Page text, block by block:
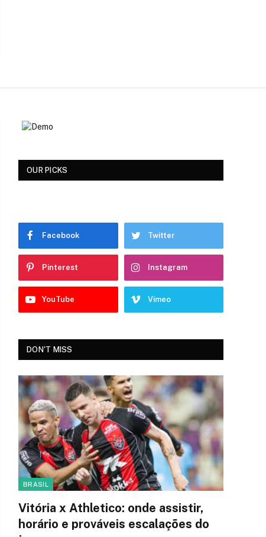
OUR PICKS
Facebook Twitter
Pinterest Instagram
YouTube Vimeo
DON'T MISS
BRASIL
Vitória x Athletico: onde assistir,
horário e prováveis escalações do